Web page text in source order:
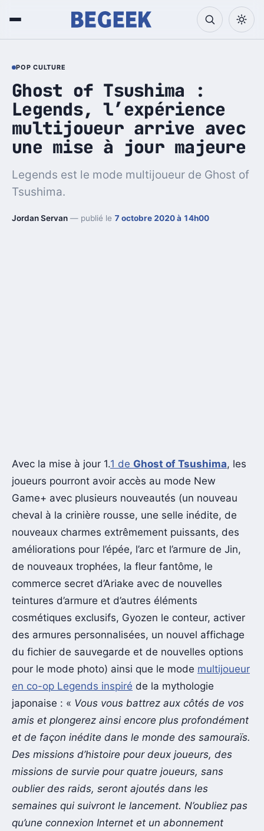
POP CULTURE
Ghost of Tsushima :
Legends, l’expérience
multijoueur arrive avec
une mise à jour majeure
Legends est le mode multijoueur de Ghost of
Tsushima.
Jordan Servan — publié le 7 octobre 2020 à 14h00
Avec la mise à jour 1.1 de Ghost of Tsushima, les
joueurs pourront avoir accès au mode New
Game+ avec plusieurs nouveautés (un nouveau
cheval à la crinière rousse, une selle inédite, de
nouveaux charmes extrêmement puissants, des
améliorations pour l’épée, l’arc et l’armure de Jin,
de nouveaux trophées, la fleur fantôme, le
commerce secret d’Ariake avec de nouvelles
teintures d’armure et d’autres éléments
cosmétiques exclusifs, Gyozen le conteur, activer
des armures personnalisées, un nouvel affichage
du fichier de sauvegarde et de nouvelles options
pour le mode photo) ainsi que le mode multijoueur
en co-op Legends inspiré de la mythologie
japonaise : « Vous vous battrez aux côtés de vos
amis et plongerez ainsi encore plus profondément
et de façon inédite dans le monde des samouraïs.
Des missions d’histoire pour deux joueurs, des
missions de survie pour quatre joueurs, sans
oublier des raids, seront ajoutés dans les
semaines qui suivront le lancement. N’oubliez pas
qu’une connexion Internet et un abonnement